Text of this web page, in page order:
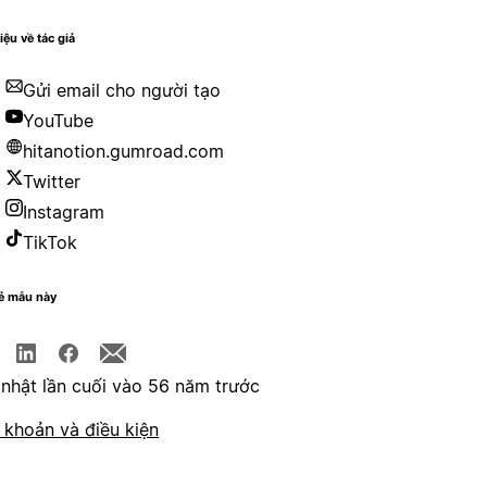
về tác giả
Gửi email cho người tạo
YouTube
hitanotion.gumroad.com
Twitter
Instagram
TikTok
mẫu này
lần cuối vào 56 năm trước
và điều kiện